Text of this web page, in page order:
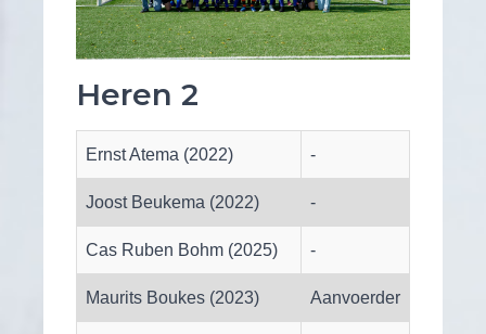
Heren 2
Ernst Atema (2022) -
Joost Beukema (2022) -
Cas Ruben Bohm (2025) -
Maurits Boukes (2023) Aanvoerder